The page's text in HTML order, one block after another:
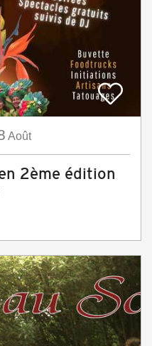
Août
2ème édition